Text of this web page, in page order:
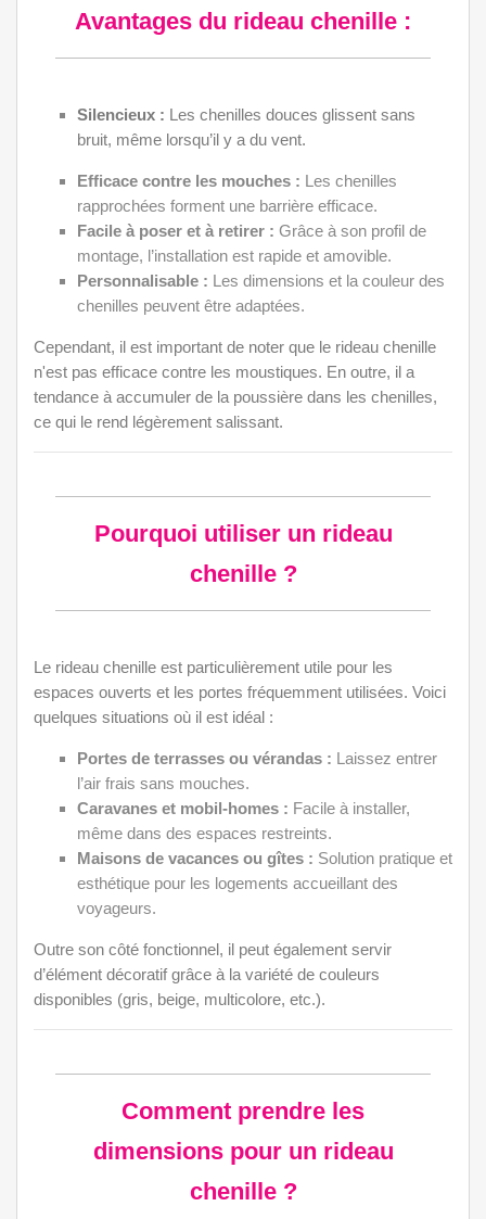
Avantages du rideau chenille :
Silencieux : Les chenilles douces glissent sans
bruit, même lorsqu’il y a du vent.
Efficace contre les mouches : Les chenilles
rapprochées forment une barrière efficace.
Facile à poser et à retirer : Grâce à son profil de
montage, l’installation est rapide et amovible.
Personnalisable : Les dimensions et la couleur des
chenilles peuvent être adaptées.
Cependant, il est important de noter que le rideau chenille
n'est pas efficace contre les moustiques. En outre, il a
tendance à accumuler de la poussière dans les chenilles,
ce qui le rend légèrement salissant.
Pourquoi utiliser un rideau
chenille ?
Le rideau chenille est particulièrement utile pour les
espaces ouverts et les portes fréquemment utilisées. Voici
quelques situations où il est idéal :
Portes de terrasses ou vérandas : Laissez entrer
l’air frais sans mouches.
Caravanes et mobil-homes : Facile à installer,
même dans des espaces restreints.
Maisons de vacances ou gîtes : Solution pratique et
esthétique pour les logements accueillant des
voyageurs.
Outre son côté fonctionnel, il peut également servir
d’élément décoratif grâce à la variété de couleurs
disponibles (gris, beige, multicolore, etc.).
Comment prendre les
dimensions pour un rideau
chenille ?